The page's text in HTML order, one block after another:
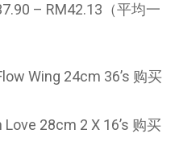
– RM42.13（平均一
Wing 24cm 36’s 购买
28cm 2 X 16’s 购买